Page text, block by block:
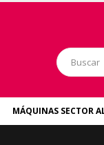
MÁQUINAS SECTOR